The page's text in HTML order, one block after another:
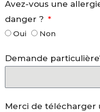
Avez-vous une
danger ?
Oui Non
Demande
Merci de télécharger